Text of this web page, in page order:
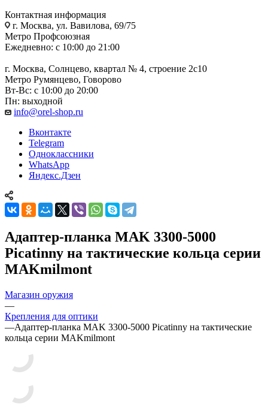
Контактная информация
г. Москва, ул. Вавилова, 69/75
Метро Профсоюзная
Ежедневно: с 10:00 до 21:00
г. Москва, Солнцево, квартал № 4, строение 2с10
Метро Румянцево, Говорово
Вт-Вс: с 10:00 до 20:00
Пн: выходной
info@orel-shop.ru
Вконтакте
Telegram
Одноклассники
WhatsApp
Яндекс.Дзен
Адаптер-планка MAK 3300-5000
Picatinny на тактические кольца серии
MAKmilmont
Магазин оружия
—
Крепления для оптики
—Адаптер-планка MAK 3300-5000 Picatinny на тактические
кольца серии MAKmilmont